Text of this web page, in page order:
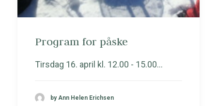
Program for påske
Tirsdag 16. april kl. 12.00 - 15.00…
by Ann Helen Erichsen